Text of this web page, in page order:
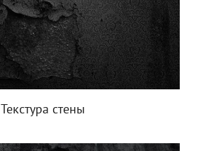
Текстура стены